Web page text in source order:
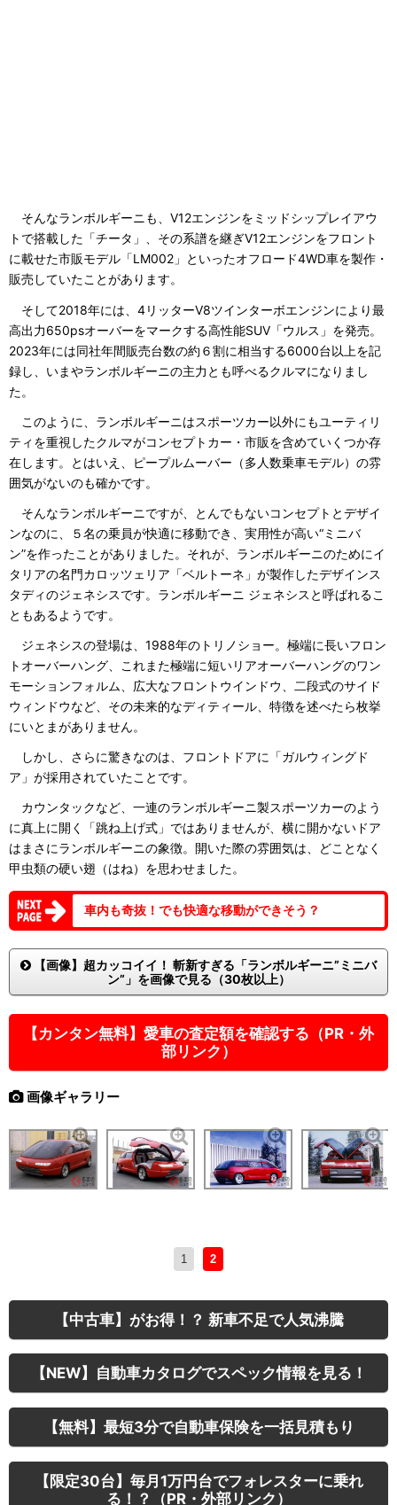
そんなランボルギーニも、V12エンジンをミッドシップレイアウ
トで搭載した「チータ」、その系譜を継ぎV12エンジンをフロント
に載せた市販モデル「LM002」といったオフロード4WD車を製作・
販売していたことがあります。
そして2018年には、4リッターV8ツインターボエンジンにより最
高出力650psオーバーをマークする高性能SUV「ウルス」を発売。
2023年には同社年間販売台数の約６割に相当する6000台以上を記
録し、いまやランボルギーニの主力とも呼べるクルマになりまし
た。
このように、ランボルギーニはスポーツカー以外にもユーティリ
ティを重視したクルマがコンセプトカー・市販を含めていくつか存
在します。とはいえ、ピープルムーバー（多人数乗車モデル）の雰
囲気がないのも確かです。
そんなランボルギーニですが、とんでもないコンセプトとデザイ
ンなのに、５名の乗員が快適に移動でき、実用性が高い“ミニバ
ン”を作ったことがありました。それが、ランボルギーニのためにイ
タリアの名門カロッツェリア「ベルトーネ」が製作したデザインス
タディのジェネシスです。ランボルギーニ ジェネシスと呼ばれるこ
ともあるようです。
ジェネシスの登場は、1988年のトリノショー。極端に長いフロン
トオーバーハング、これまた極端に短いリアオーバーハングのワン
モーションフォルム、広大なフロントウインドウ、二段式のサイド
ウィンドウなど、その未来的なディティール、特徴を述べたら枚挙
にいとまがありません。
しかし、さらに驚きなのは、フロントドアに「ガルウィングド
ア」が採用されていたことです。
カウンタックなど、一連のランボルギーニ製スポーツカーのよう
に真上に開く「跳ね上げ式」ではありませんが、横に開かないドア
はまさにランボルギーニの象徴。開いた際の雰囲気は、どことなく
甲虫類の硬い翅（はね）を思わせました。
車内も奇抜！でも快適な移動ができそう？
【画像】超カッコイイ！ 斬新すぎる「ランボルギーニ”ミニバ
ン”」を画像で見る（30枚以上）
【カンタン無料】愛車の査定額を確認する（PR・外
部リンク）
画像ギャラリー
1 2
【中古車】がお得！？ 新車不足で人気沸騰
【NEW】自動車カタログでスペック情報を見る！
【無料】最短3分で自動車保険を一括見積もり
【限定30台】毎月1万円台でフォレスターに乗れ
る！？（PR・外部リンク）